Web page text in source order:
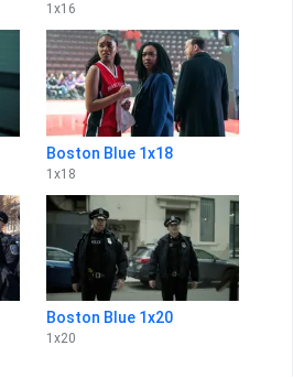
1 x16
Boston Blue 1x18
1 x18
Boston Blue 1x20
1 x20